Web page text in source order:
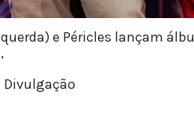
e Péricles lançam
Divulgação